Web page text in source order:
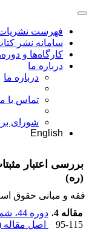
فهرست
سامانه نشر
کارگاه‌ها و
درباره ما
درباره ما
تماس با
شورای
English
بررسی اعتبار
(ره)
فقه و مبانی حقوق
مقاله 4
، دوره 44، شماره 2 - شماره پیاپی 1108836
95-115
اصل مقاله